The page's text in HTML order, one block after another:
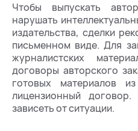
Чтобы выпускать
нарушать
издательства, сделки
письменном виде. Для
журналистских
договоры авторского
готовых материалов
лицензионный
зависеть от ситуации.